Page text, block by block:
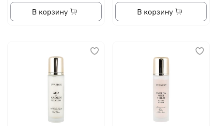
В корзину В корзину